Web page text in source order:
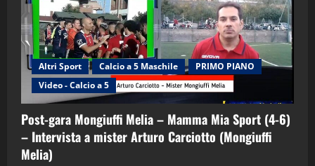
Altri Sport Calcio a 5 Maschile
PRIMO PIANO
Video - Calcio a 5
Post-gara Mongiuffi Melia – Mamma Mia Sport (4-6)
– Intervista a mister Arturo Carciotto (Mongiuffi
Melia)